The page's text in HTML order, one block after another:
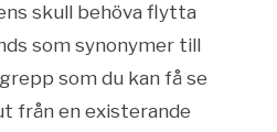
skull behöva flytta
som synonymer till
som du kan få se
från en existerande